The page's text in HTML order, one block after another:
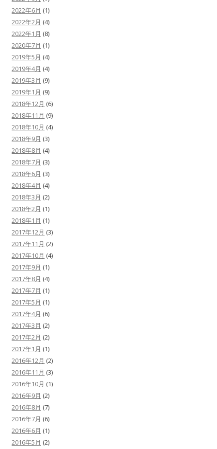
2022年6月 (1)
2022年2月 (4)
2022年1月 (8)
2020年7月 (1)
2019年5月 (4)
2019年4月 (4)
2019年3月 (9)
2019年1月 (9)
2018年12月 (6)
2018年11月 (9)
2018年10月 (4)
2018年9月 (3)
2018年8月 (4)
2018年7月 (3)
2018年6月 (3)
2018年4月 (4)
2018年3月 (2)
2018年2月 (1)
2018年1月 (1)
2017年12月 (3)
2017年11月 (2)
2017年10月 (4)
2017年9月 (1)
2017年8月 (4)
2017年7月 (1)
2017年5月 (1)
2017年4月 (6)
2017年3月 (2)
2017年2月 (2)
2017年1月 (1)
2016年12月 (2)
2016年11月 (3)
2016年10月 (1)
2016年9月 (2)
2016年8月 (7)
2016年7月 (6)
2016年6月 (1)
2016年5月 (2)